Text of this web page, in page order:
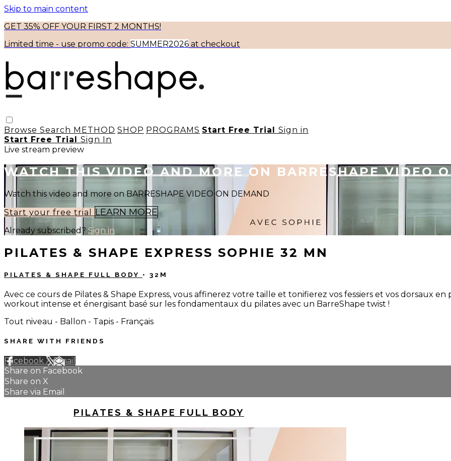
Skip to main content
GET 35% OFF YOUR FIRST 2 MONTHS!
Limited time - use promo code: SUMMER2026 at checkout
Browse Search METHOD SHOP PROGRAMS Start Free Trial Sign in
Start Free Trial Sign In
Live stream preview
WATCH THIS VIDEO AND MORE ON BARRESHAPE VIDEO
Watch this video and more on BARRESHAPE VIDEO ON DEMAND
Start your free trial
LEARN MORE
Already subscribed? Sign in
PILATES & SHAPE EXPRESS SOPHIE 32 MN
PILATES & SHAPE FULL BODY • 32M
Avec ce cours de Pilates & Shape Express, vous affinerez votre taille et tonifierez vos fessiers et vos dorsaux
workout intense et énergisant basé sur les fondamentaux du pilates avec un BarreShape twist !
Tout niveau - Ballon - Tapis - Français
SHARE WITH FRIENDS
Facebook XEmail
Share on Facebook
Share on X
Share via Email
PILATES & SHAPE FULL BODY